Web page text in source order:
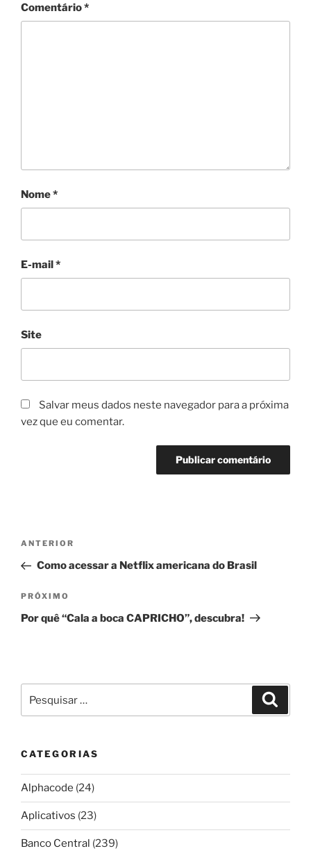
Comentário*
Nome*
E-mail*
Site
Salvar meus dados neste navegador para a próxima
vez que eu comentar.
Navegação
Post
Post
anterior
ANTERIOR
Como acessar a Netflix americana do Brasil
Próximo
post
PRÓXIMO
Por quê “Cala a boca CAPRICHO”, descubra!
por:
CATEGORIAS
Alphacode (24)
Aplicativos (23)
Banco Central (239)